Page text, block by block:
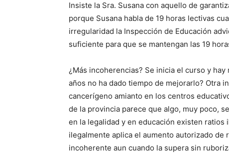
Insiste la Sra. Susana con aquello de
porque Susana habla de 19 horas lectivas
irregularidad la Inspección de Educación
suficiente para que se mantengan las 19
¿Más incoherencias? Se inicia el curso y
años no ha dado tiempo de mejorarlo? Otra
cancerígeno amianto en los centros
de la provincia parece que algo, muy poco,
en la legalidad y en educación existen
ilegalmente aplica el aumento autorizado de
incoherente aun cuando la supera sin